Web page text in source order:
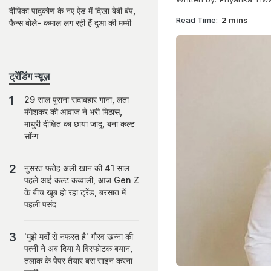
Read Time: 2 mins
दीपिका पादुकोण के नए ऐड में दिखा बेबी बंप,
फैन्स बोले- कमाल लग रही हैं दुआ की मम्मी
ट्रेंडिंग न्यूज़
29 साल पुराना सदाबहार गाना, लता
मंगेशकर की आवाज ने भरी मिठास,
माधुरी दीक्षित का छाया जादू, बना कल्ट
सॉन्ग
नुसरत फतेह अली खान की 41 साल
पहले आई कल्ट कव्वाली, आज Gen Z
के बीच खूब हो रहा ट्रेंड, बरसात में
पहली पसंद
'मुझे मर्दों से नफरत है' गौरव खन्ना की
पत्नी ने अब दिया ये विस्फोटक बयान,
तलाक के पेपर तैयार बस साइन करना